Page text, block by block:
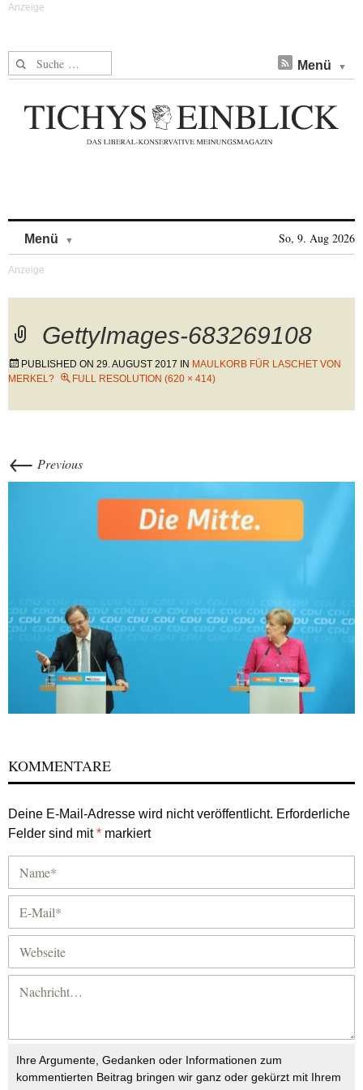
Suche nach: Menü
Menü So, 9. Aug 2026
GettyImages-683269108
PUBLISHED ON 29. AUGUST 2017 IN MAULKORB FÜR LASCHET VON
MERKEL?
FULL RESOLUTION (620 × 414)
← Previous
KOMMENTARE
Deine E-Mail-Adresse wird nicht veröffentlicht. Erforderliche
Felder sind mit* markiert
Ihre Argumente, Gedanken oder Informationen zum
kommentierten Beitrag bringen wir ganz oder gekürzt mit Ihrem